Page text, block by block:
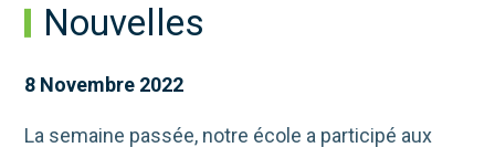
Nouvelles
8 Novembre 2022
La semaine passée, notre école a participé aux